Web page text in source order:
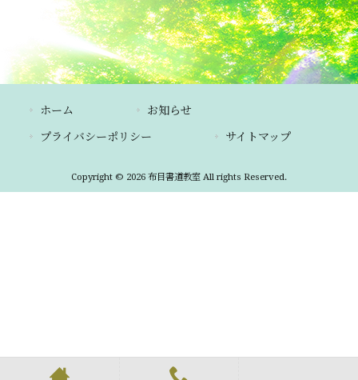
ホーム お知らせ
プライバシーポリシー サイトマップ
Copyright © 2026 布目書道教室 All rights Reserved.